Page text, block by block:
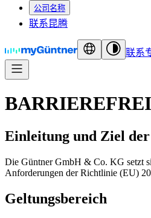
公司名称
联系昆腾
联系
Einleitung und Ziel
Die Güntner GmbH & Co. KG setzt
Anforderungen der Richtlinie (EU)
Geltungsbereich